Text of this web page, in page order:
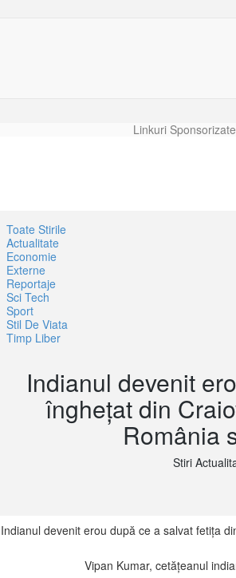
Linkuri Sponsorizate
Toate Stirile
Actualitate
Economie
Externe
Reportaje
Sci Tech
Sport
Stil De Viata
Timp Liber
Indianul devenit
înghețat din
România
Stiri
Vipan Kumar, cetățeanul